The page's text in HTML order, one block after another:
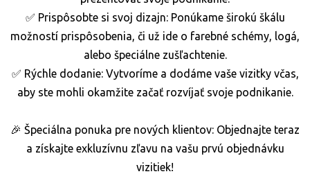
✅ Prispôsobte si svoj dizajn: Ponúkame širokú škálu
možností prispôsobenia, či už ide o farebné schémy, logá,
alebo špeciálne zušľachtenie.
✅ Rýchle dodanie: Vytvoríme a dodáme vaše vizitky včas,
aby ste mohli okamžite začať rozvíjať svoje podnikanie.
🎉 Špeciálna ponuka pre nových klientov: Objednajte teraz
a získajte exkluzívnu zľavu na vašu prvú objednávku
vizitiek!